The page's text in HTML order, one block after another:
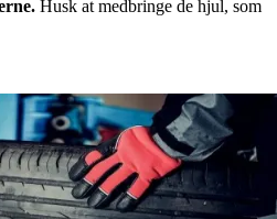
Husk at medbringe de hjul, som